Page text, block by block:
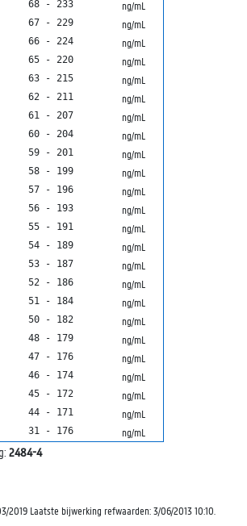
68 - 233
ng/mL
67 - 229
ng/mL
66 - 224
ng/mL
65 - 220
ng/mL
63 - 215
ng/mL
62 - 211
ng/mL
61 - 207
ng/mL
60 - 204
ng/mL
59 - 201
ng/mL
58 - 199
ng/mL
57 - 196
ng/mL
56 - 193
ng/mL
55 - 191
ng/mL
54 - 189
ng/mL
53 - 187
ng/mL
52 - 186
ng/mL
51 - 184
ng/mL
50 - 182
ng/mL
48 - 179
ng/mL
47 - 176
ng/mL
46 - 174
ng/mL
45 - 172
ng/mL
44 - 171
ng/mL
31 - 176 ng/mL
2484-4
Laatste bijwerking refwaarden: 3/06/2013 10:10.